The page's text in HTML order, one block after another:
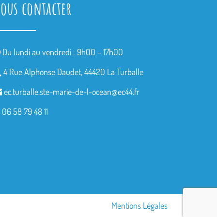
contacter
Du lundi au vendredi : 9h00 – 17h00
4 Rue Alphonse Daudet, 44420 La Turballe
ec.turballe.ste-marie-de-l-ocean@ec44.fr
06 58 79 48 11
Mentions Légales